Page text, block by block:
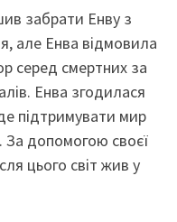
забрати Енву з
але Енва відмовила
серед смертних за
Енва згодилася
підтримувати мир
За допомогою своєї
цього світ жив у